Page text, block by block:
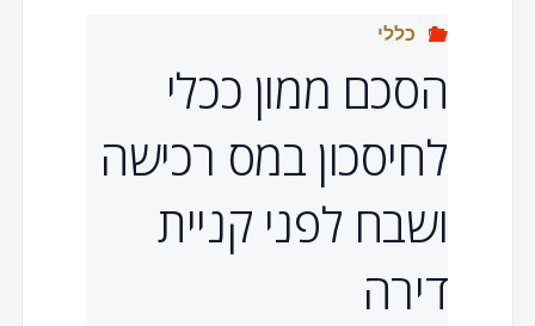
כללי
הסכם ממון ככלי
לחיסכון במס רכישה
ושבח לפני קניית
דירה